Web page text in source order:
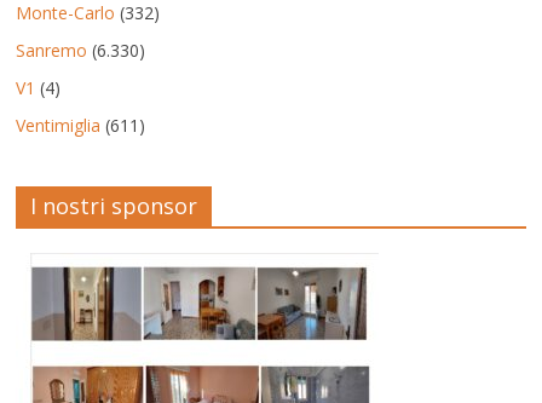
Monte-Carlo (332)
Sanremo (6.330)
V1 (4)
Ventimiglia (611)
I nostri sponsor